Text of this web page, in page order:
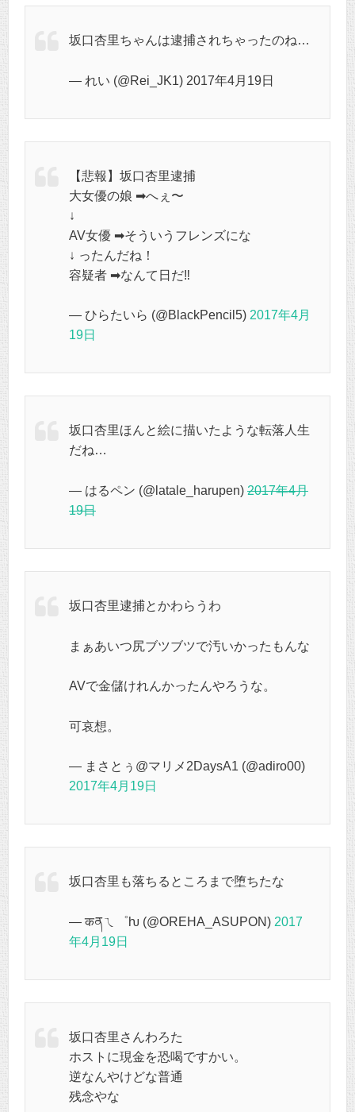
坂口杏里ちゃんは逮捕されちゃったのね…
— れい (@Rei_JK1) 2017年4月19日
【悲報】坂口杏里逮捕
大女優の娘 ➡︎へぇ〜
↓
AV女優 ➡︎そういうフレンズにな
↓ ったんだね！
容疑者 ➡︎なんて日だ‼︎
— ひらたいら (@BlackPencil5) 2017年4月
19日
坂口杏里ほんと絵に描いたような転落人生
だね…
— はるペン (@latale_harupen) 2017年4月
19日
坂口杏里逮捕とかわらうわ
まぁあいつ尻ブツブツで汚いかったもんな
AVで金儲けれんかったんやろうな。
可哀想。
— まさとぅ@マリメ2DaysA1 (@adiro00)
2017年4月19日
坂口杏里も落ちるところまで堕ちたな
— कནㄟ゜ƕ (@OREHA_ASUPON) 2017
年4月19日
坂口杏里さんわろた
ホストに現金を恐喝ですかい。
逆なんやけどな普通
残念やな